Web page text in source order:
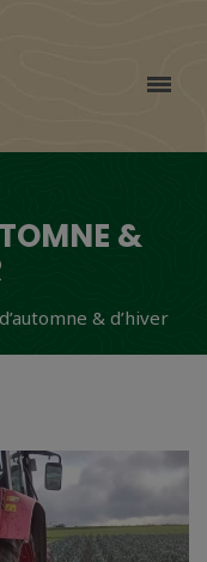
&
& d’hiver